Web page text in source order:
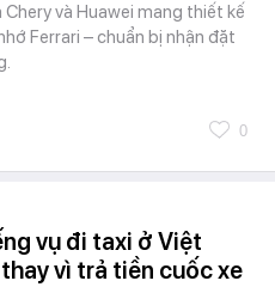
Chery và Huawei mang thiết kế
Ferrari – chuẩn bị nhận đặt
0
vụ đi taxi ở Việt
vì trả tiền cuốc xe